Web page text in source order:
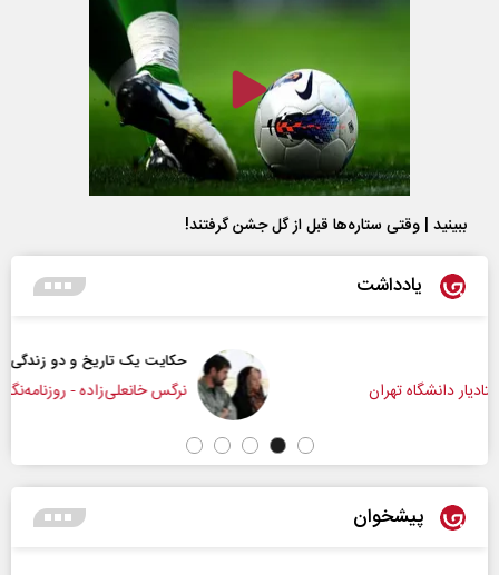
ببینید | وقتی ستاره‌ها قبل از گل جشن گرفتند!
یادداشت
حکایت یک تاریخ و دو زندگی
نرگس خانعلی‌زاده - روزنامه‌نگار
پیشخوان